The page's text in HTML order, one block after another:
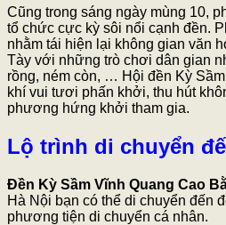
Cũng trong sáng ngày mùng 10,
tổ chức cực kỳ sôi nổi cạnh đền.
nhằm tái hiện lại không gian văn
Tày với những trò chơi dân gian
rồng, ném còn, … Hội đền Kỳ
khí vui tươi phấn khởi, thu hút
phương hứng khởi tham gia.
Lộ trình di chuyển
Đền Kỳ Sầm Vĩnh Quang Cao
Hà Nội bạn có thể di chuyển đến
phương tiện di chuyển cá nhân.